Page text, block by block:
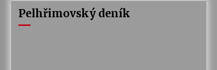
Pelhřimovský deník